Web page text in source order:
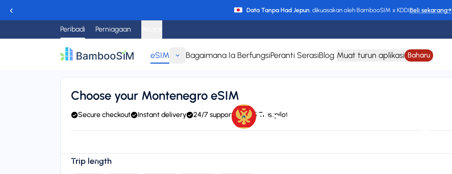
‹ Data Tanpa Had Jepun, dikuasakan oleh BambooSIM x KDDIBeli sekarang→
Peribadi Perniagaan
eSIM Bagaimana Ia BerfungsiPeranti SerasiBlog Muat turun aplikasi Baharu
eSIM Montenegro
Starting price
$5.95
Choose your Montenegro eSIM
Secure checkout Instant delivery 24/7 support 4.6/5 Trustpilot
Trip length